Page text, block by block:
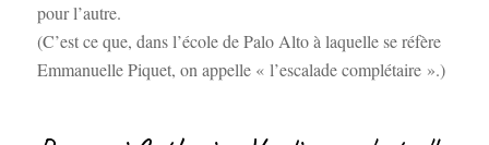
pour l’autre.
(C’est ce que, dans l’école de Palo Alto à laquelle se réfère
Emmanuelle Piquet, on appelle « l’escalade complétaire ».)